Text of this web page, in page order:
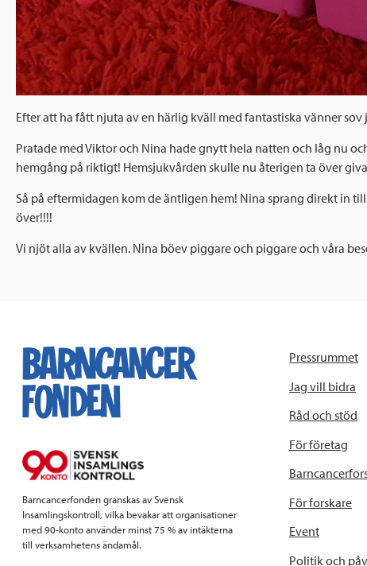
Efter att ha fått njuta av en härlig kväll med fantastiska vänner
Pratade med Viktor och Nina hade gnytt hela natten och låg nu
hemgång på riktigt! Hemsjukvården skulle nu återigen ta över
Så på eftermidagen kom de äntligen hem! Nina sprang direkt in
över!!!!
Vi njöt alla av kvällen. Nina böev piggare och piggare och våra
Barncancerfonden granskas av Svensk
Insamlingskontroll, vilka bevakar att organisationer
med 90-konto använder minst 75 % av intäkterna
till verksamhetens ändamål.
Pressrummet
Jag vill bidra
Råd och stöd
För företag
För forskare
Event
Politik och